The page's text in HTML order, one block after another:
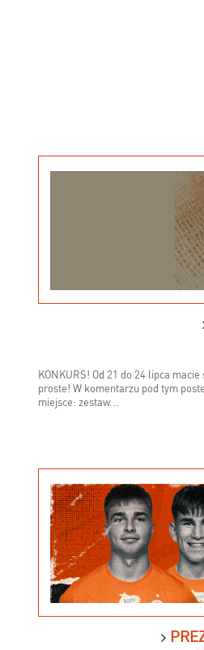
KONKURS! Od 21 do 24 lipca
proste! W komentarzu pod tym
miejsce: zestaw...